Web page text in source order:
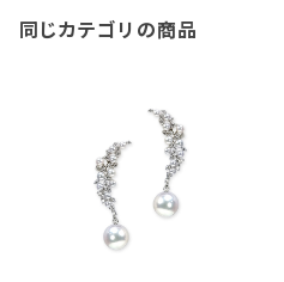
同じカテゴリの商品